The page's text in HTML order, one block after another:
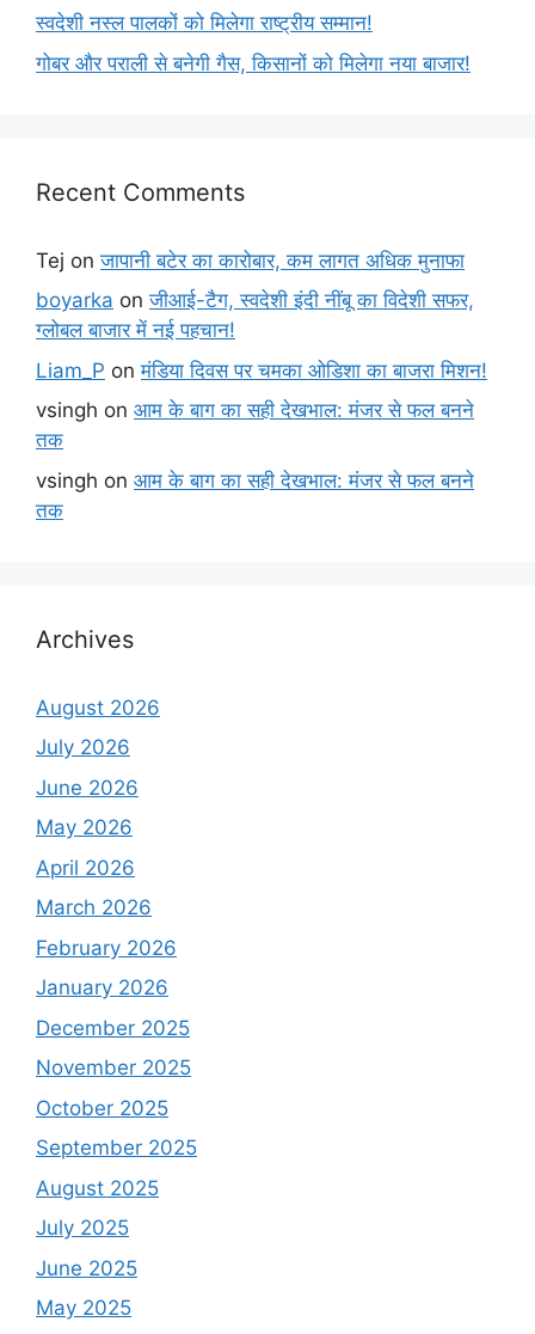
स्वदेशी नस्ल पालकों को मिलेगा राष्ट्रीय सम्मान!
गोबर और पराली से बनेगी गैस, किसानों को मिलेगा नया बाजार!
Recent Comments
Tej onजापानी बटेर का कारोबार, कम लागत अधिक मुनाफा
boyarka onजीआई-टैग, स्वदेशी इंदी नींबू का विदेशी सफर,
ग्लोबल बाजार में नई पहचान!
Liam_P onमंडिया दिवस पर चमका ओडिशा का बाजरा मिशन!
vsingh on आम के बाग का सही देखभाल: मंजर से फल बनने
तक
vsingh on आम के बाग का सही देखभाल: मंजर से फल बनने
तक
Archives
August 2026
July 2026
June 2026
May 2026
April 2026
March 2026
February 2026
January 2026
December 2025
November 2025
October 2025
September 2025
August 2025
July 2025
June 2025
May 2025